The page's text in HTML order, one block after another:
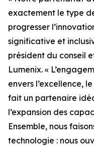
exactement le type
progresser
significative et
président du conseil
Lumenix. «
envers l’excellence,
fait un partenaire
l’expansion des
Ensemble, nous
technologie : nous